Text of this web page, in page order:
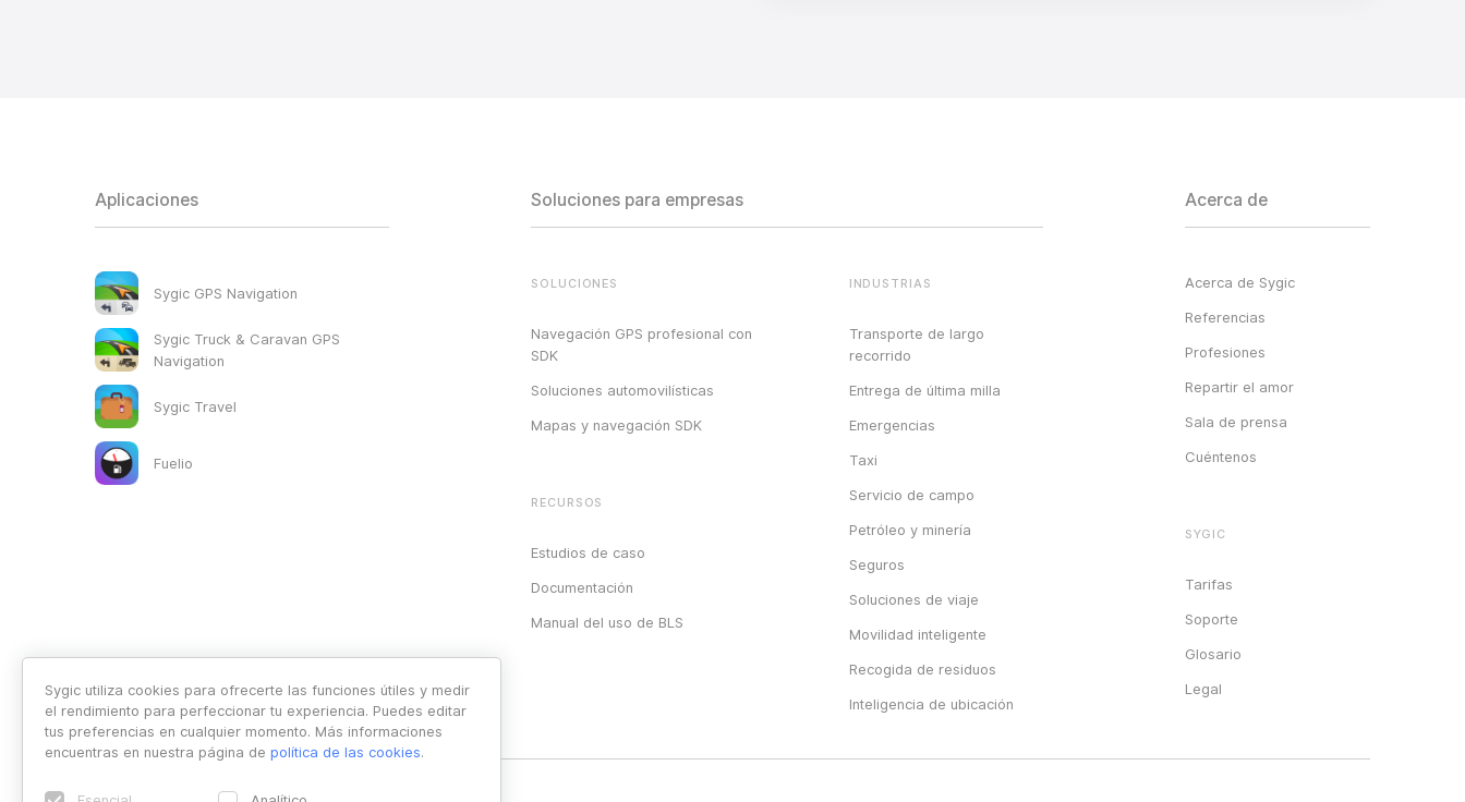
Aplicaciones
Sygic GPS Navigation
Sygic Truck & Caravan GPS
Navigation
Sygic Travel
Fuelio
Soluciones para empresas
SOLUCIONES
Navegación GPS profesional con
SDK
Soluciones automovilísticas
Mapas y navegación SDK
RECURSOS
Estudios de caso
Documentación
Manual del uso de BLS
INDUSTRIAS
Transporte de largo
recorrido
Entrega de última milla
Emergencias
Taxi
Servicio de campo
Petróleo y minería
Seguros
Soluciones de viaje
Movilidad inteligente
Recogida de residuos
Inteligencia de ubicación
Acerca de
Acerca de Sygic
Referencias
Profesiones
Repartir el amor
Sala de prensa
Cuéntenos
SYGIC
Tarifas
Soporte
Glosario
Legal
Sygic utiliza cookies para ofrecerte las funciones útiles y medir
el rendimiento para perfeccionar tu experiencia. Puedes editar
tus preferencias en cualquier momento. Más informaciones
encuentras en nuestra página de política de las cookies.